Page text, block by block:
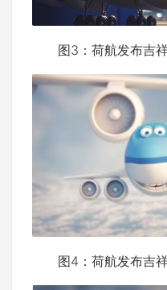
图3：荷航发布吉祥
图4：荷航发布吉祥